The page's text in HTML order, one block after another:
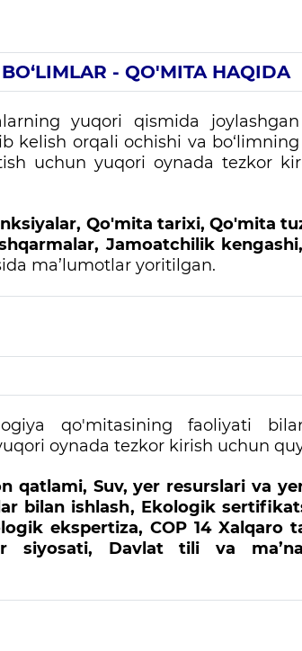
- QO'MITA HAQIDA
yuqori qismida joylashgan
orqali ochishi va bo‘limning
uchun yuqori oynada tezkor
Qo'mita tarixi, Qo'mita
Jamoatchilik kengashi,
ma’lumotlar yoritilgan.
qo'mitasining faoliyati
oynada tezkor kirish uchun
qatlami, Suv, yer resurslari va
bilan ishlash, Ekologik
ekspertiza, COP 14 Xalqaro
siyosati, Davlat tili va